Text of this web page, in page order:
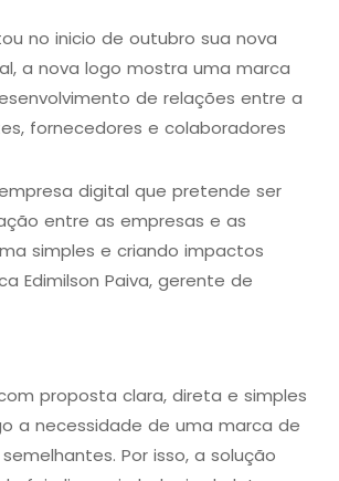
no inicio de outubro sua nova
a nova logo mostra uma marca
de relações entre a
fornecedores e colaboradores
digital que pretende ser
entre as empresas e as
simples e criando impactos
Edimilson Paiva, gerente de
proposta clara, direta e simples
a necessidade de uma marca de
Por isso, a solução